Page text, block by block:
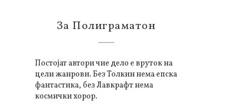
За Полиграматон
Постојат автори чие дело е вруток на
цели жанрови. Без Толкин нема епска
фантастика, без Лавкрафт нема
космички хорор.